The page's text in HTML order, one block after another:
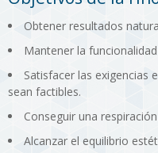
Obtener resultados
Mantener la
Satisfacer las exigencias
sean factibles.
Conseguir una
Alcanzar el equilibrio